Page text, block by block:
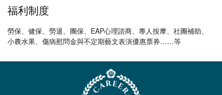
福利制度
勞保、健保、勞退、團保、EAP心理諮商、專人按摩、社團補助、
小農水果、傷病慰問金與不定期藝文表演優惠票券……等